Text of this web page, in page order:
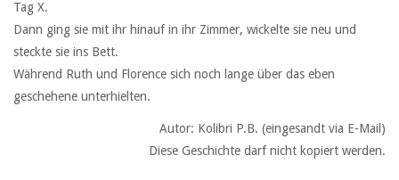
Tag X.
Dann ging sie mit ihr hinauf in ihr Zimmer, wickelte sie neu und
steckte sie ins Bett.
Während Ruth und Florence sich noch lange über das eben
geschehene unterhielten.
Autor: Kolibri P.B. (eingesandt via E-Mail)
Diese Geschichte darf nicht kopiert werden.